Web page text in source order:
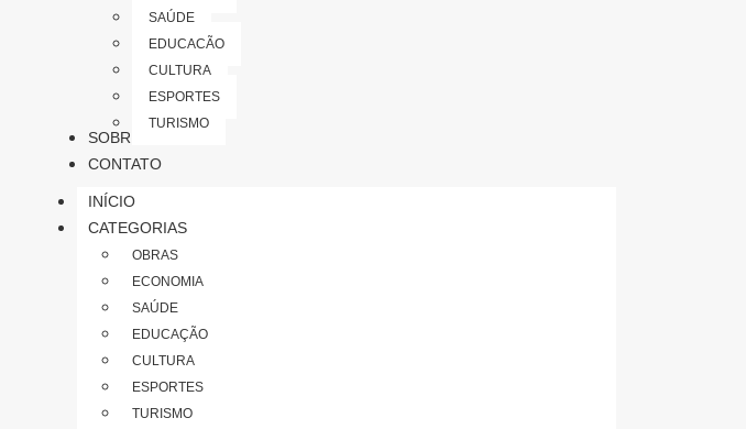
SAÚDE
EDUCAÇÃO
CULTURA
ESPORTES
TURISMO
SOBRE
CONTATO
INÍCIO
CATEGORIAS
OBRAS
ECONOMIA
SAÚDE
EDUCAÇÃO
CULTURA
ESPORTES
TURISMO